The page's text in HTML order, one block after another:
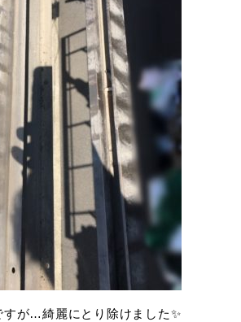
すが…綺麗にとり除けました✨